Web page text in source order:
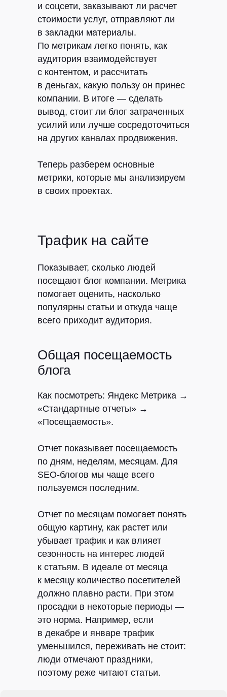
и соцсети, заказывают ли расчет
стоимости услуг, отправляют ли
в закладки материалы.
По метрикам легко понять, как
аудитория взаимодействует
с контентом, и рассчитать
в деньгах, какую пользу он принес
компании. В итоге — сделать
вывод, стоит ли блог затраченных
усилий или лучше сосредоточиться
на других каналах продвижения.
Теперь разберем основные
метрики, которые мы анализируем
в своих проектах.
Трафик на сайте
Показывает, сколько людей
посещают блог компании. Метрика
помогает оценить, насколько
популярны статьи и откуда чаще
всего приходит аудитория.
Общая посещаемость
блога
Как посмотреть: Яндекс Метрика →
«Стандартные отчеты» →
«Посещаемость».
Отчет показывает посещаемость
по дням, неделям, месяцам. Для
SEO-блогов мы чаще всего
пользуемся последним.
Отчет по месяцам помогает понять
общую картину, как растет или
убывает трафик и как влияет
сезонность на интерес людей
к статьям. В идеале от месяца
к месяцу количество посетителей
должно плавно расти. При этом
просадки в некоторые периоды —
это норма. Например, если
в декабре и январе трафик
уменьшился, переживать не стоит:
люди отмечают праздники,
поэтому реже читают статьи.